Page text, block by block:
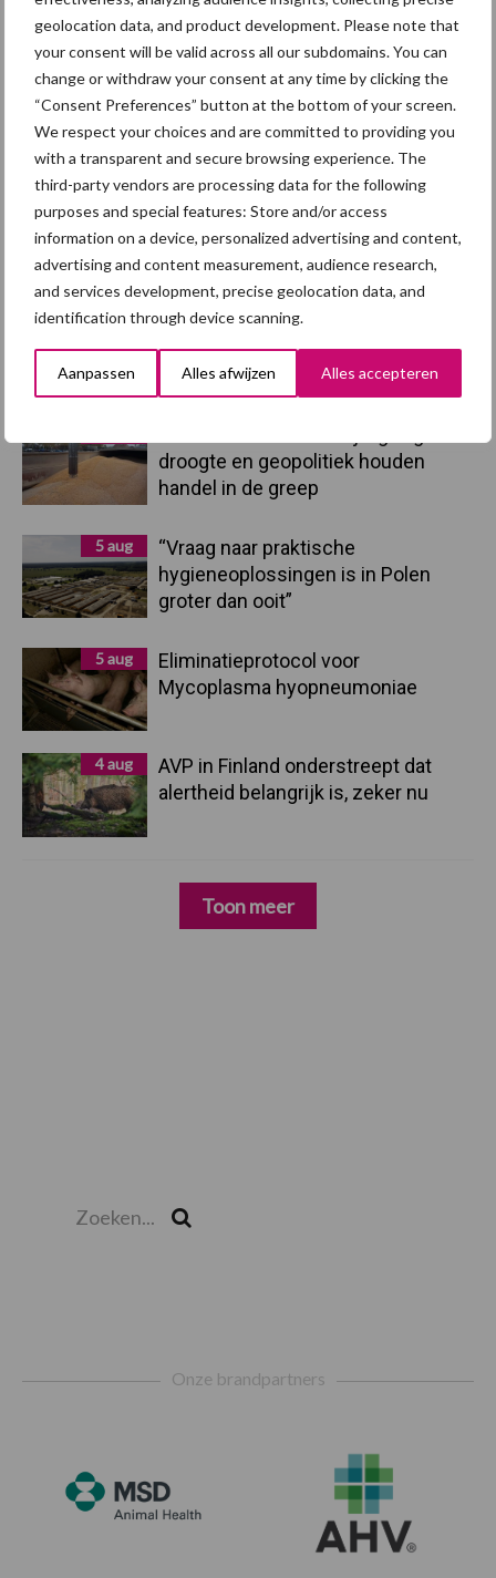
geolocation data, and product development. Please note that
your consent will be valid across all our subdomains. You can
change or withdraw your consent at any time by clicking the
“Consent Preferences” button at the bottom of your screen.
We respect your choices and are committed to providing you
with a transparent and secure browsing experience. The
third-party vendors are processing data for the following
purposes and special features: Store and/or access
information on a device, personalized advertising and content,
advertising and content measurement, audience research,
and services development, precise geolocation data, and
identification through device scanning.
Aanpassen Alles afwijzen Alles accepteren
Primaire
Sidebar
Recent nieuws Partner nieuws
7 aug
Britse varkenssector vreest
afzetcrisis in het najaar
droogte en geopolitiek houden
handel in de greep
5 aug
“Vraag naar praktische
hygieneoplossingen is in Polen
groter dan ooit”
5 aug
Eliminatieprotocol voor
Mycoplasma hyopneumoniae
4 aug
AVP in Finland onderstreept dat
alertheid belangrijk is, zeker nu
Toon meer
varkenspest
Brachyspira
Toon meer
Onze brandpartners